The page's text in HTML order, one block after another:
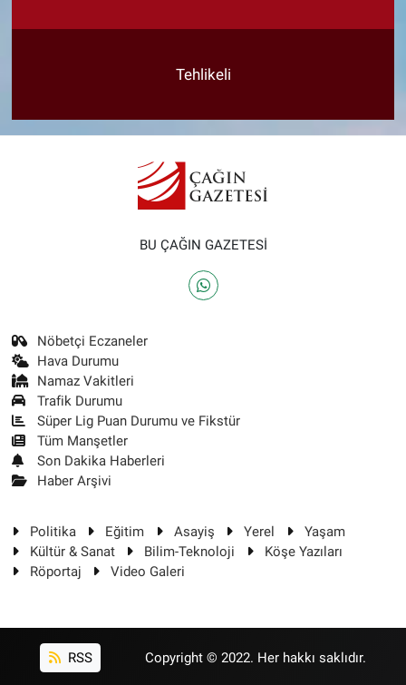
Tehlikeli
BU ÇAĞIN GAZETESİ
Nöbetçi Eczaneler
Hava Durumu
Namaz Vakitleri
Trafik Durumu
Süper Lig Puan Durumu ve Fikstür
Tüm Manşetler
Son Dakika Haberleri
Haber Arşivi
Politika Eğitim Asayiş Yerel
Yaşam
Kültür & Sanat
Bilim-Teknoloji
Köşe Yazıları
Röportaj
Video Galeri
RSS Copyright © 2022. Her hakkı saklıdır.